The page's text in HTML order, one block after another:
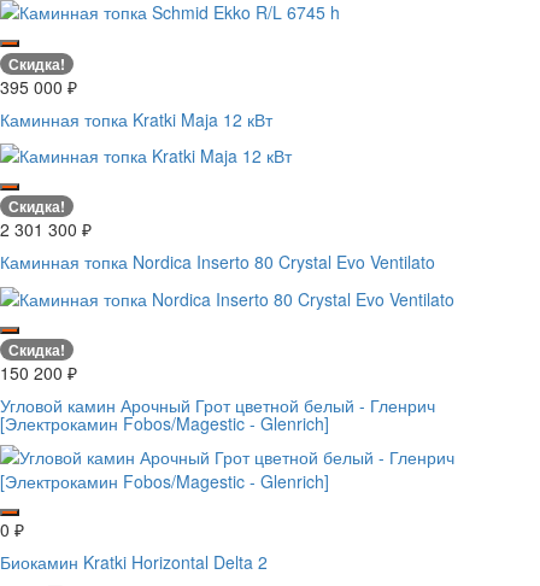
Скидка!
395 000 ₽
Каминная топка Kratki Maja 12 кВт
Скидка!
2 301 300 ₽
Каминная топка Nordica Inserto 80 Crystal Evo Ventilato
Скидка!
150 200 ₽
Угловой камин Арочный Грот цветной белый - Гленрич
[Электрокамин Fobos/Magestic - Glenrich]
0 ₽
Биокамин Kratki Horizontal Delta 2